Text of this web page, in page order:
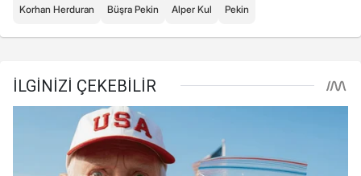
Korhan Herduran Büşra Pekin Alper Kul Pekin